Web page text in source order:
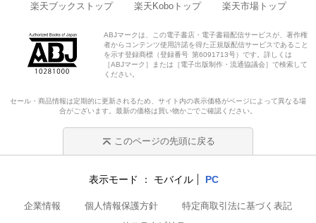
楽天ブックストップ 楽天Koboトップ 楽天市場トップ
ABJマークは、この電子書店・電子書籍配信サービスが、著作権
者からコンテンツ使用許諾を得た正規版配信サービスであること
を示す登録商標（登録番号 第6091713号）です。詳しくは
［ABJマーク］または［電子出版制作・流通協議会］で検索して
ください。
セール・商品情報は定期的に更新されるため、サイト内の表示価格がページによって異なる場
合がございます。最新の価格は買い物かごでご確認ください。
このページの先頭に戻る
表示モード モバイル PC
企業情報 個人情報保護方針
特定商取引法に基づく表記